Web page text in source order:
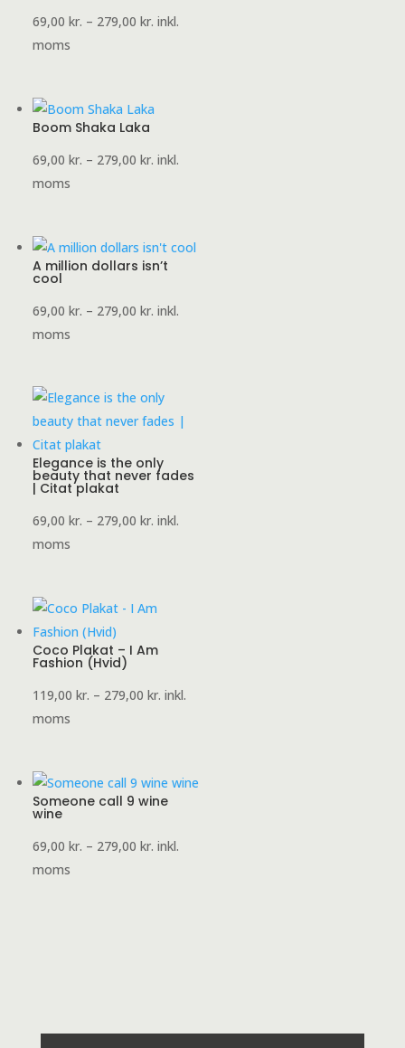
69,00kr. – 279,00kr. Prisinterval:
inkl.
moms
Boom Shaka Laka
69,00kr. – 279,00kr. Prisinterval:
inkl.
moms
A million dollars isn’t
cool
69,00kr. – 279,00kr. Prisinterval:
inkl.
moms
Elegance is the only
beauty that never fades
| Citat plakat
69,00kr. – 279,00kr. Prisinterval:
inkl.
moms
Coco Plakat – I Am
Fashion (Hvid)
119,00kr. – 279,00kr. Prisinterval:
inkl.
moms
Someone call 9 wine
wine
69,00kr. – 279,00kr. Prisinterval:
inkl.
moms